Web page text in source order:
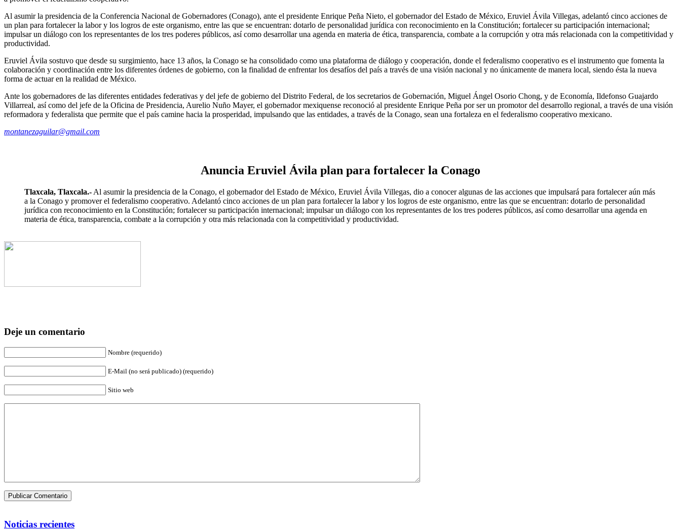
Al asumir la presidencia de la Conferencia Nacional de Gobernadores (Conago), ante el presidente Enrique Peña Nieto, el gobernador del Estado de México, Eruviel Ávila Villegas, adelantó cinco acciones de
un plan para fortalecer la labor y los logros de este organismo, entre las que se encuentran: dotarlo de personalidad jurídica con reconocimiento en la Constitución; fortalecer su participación internacional;
impulsar un diálogo con los representantes de los tres poderes públicos, así como desarrollar una agenda en materia de ética, transparencia, combate a la corrupción y otra más relacionada con la competitividad y
productividad.
Eruviel Ávila sostuvo que desde su surgimiento, hace 13 años, la Conago se ha consolidado como una plataforma de diálogo y cooperación, donde el federalismo cooperativo es el instrumento que fomenta la
colaboración y coordinación entre los diferentes órdenes de gobierno, con la finalidad de enfrentar los desafíos del país a través de una visión nacional y no únicamente de manera local, siendo ésta la nueva
forma de actuar en la realidad de México.
Ante los gobernadores de las diferentes entidades federativas y del jefe de gobierno del Distrito Federal, de los secretarios de Gobernación, Miguel Ángel Osorio Chong, y de Economía, Ildefonso Guajardo
Villarreal, así como del jefe de la Oficina de Presidencia, Aurelio Nuño Mayer, el gobernador mexiquense reconoció al presidente Enrique Peña por ser un promotor del desarrollo regional, a través de una visión
reformadora y federalista que permite que el país camine hacia la prosperidad, impulsando que las entidades, a través de la Conago, sean una fortaleza en el federalismo cooperativo mexicano.
montanezaguilar@gmail.com
Anuncia Eruviel Ávila plan para fortalecer la Conago
Tlaxcala, Tlaxcala.- Al asumir la presidencia de la Conago, el gobernador del Estado de México, Eruviel Ávila Villegas, dio a conocer algunas de las acciones que impulsará para fortalecer aún más
a la Conago y promover el federalismo cooperativo. Adelantó cinco acciones de un plan para fortalecer la labor y los logros de este organismo, entre las que se encuentran: dotarlo de personalidad
jurídica con reconocimiento en la Constitución; fortalecer su participación internacional; impulsar un diálogo con los representantes de los tres poderes públicos, así como desarrollar una agenda en
materia de ética, transparencia, combate a la corrupción y otra más relacionada con la competitividad y productividad.
Deje un comentario
Nombre (requerido)
E-Mail (no será publicado) (requerido)
Sitio web
Noticias recientes